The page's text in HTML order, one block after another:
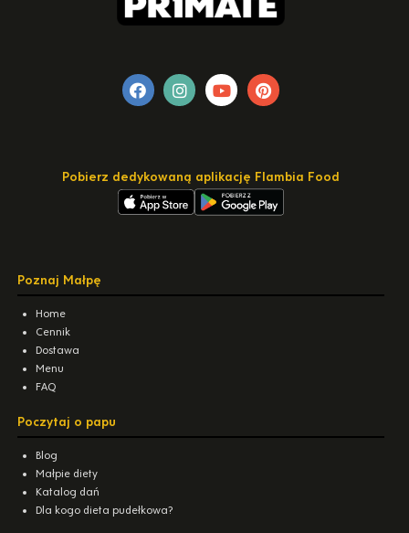
Pobierz dedykowaną aplikację Flambia Food
Poznaj Małpę
Home
Cennik
Dostawa
Menu
FAQ
Poczytaj o papu
Blog
Małpie diety
Katalog dań
Dla kogo dieta pudełkowa?